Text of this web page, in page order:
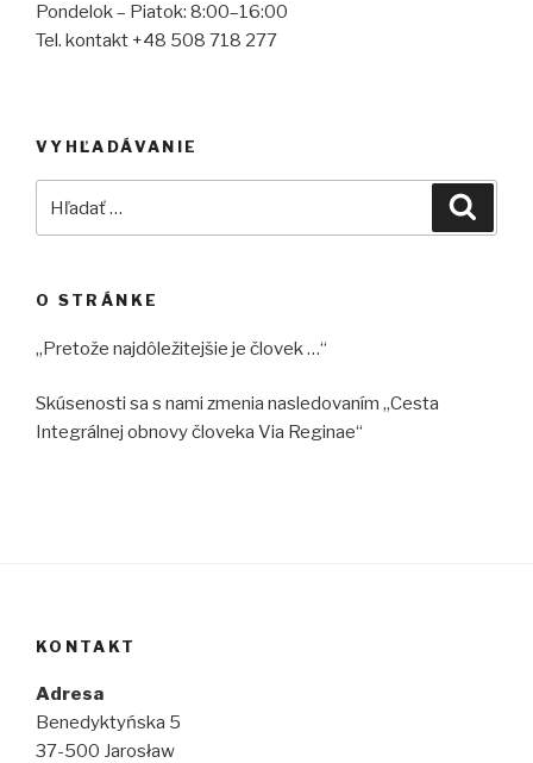
Pondelok – Piatok: 8:00–16:00
Tel. kontakt +48 508 718 277
VYHĽADÁVANIE
O STRÁNKE
„Pretože najdôležitejšie je človek …“
Skúsenosti sa s nami zmenia nasledovaním „Cesta
Integrálnej obnovy človeka Via Reginae“
KONTAKT
Adresa
Benedyktyńska 5
37-500 Jarosław